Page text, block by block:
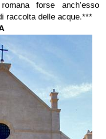
forse anch’esso
raccolta delle acque.***